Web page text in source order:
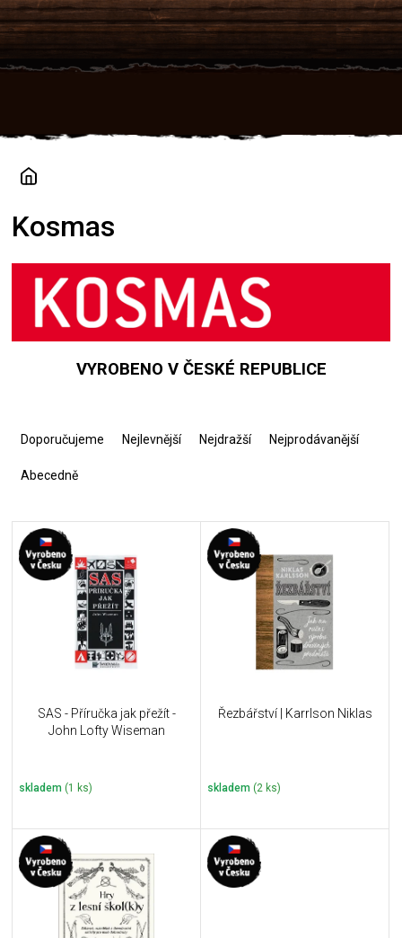
Přejít
na
obsah
Kosmas
VYROBENO V ČESKÉ REPUBLICE
í
Doporučujeme Nejlevnější Nejdražší Nejprodávanější
Abecedně
p
SAS - Příručka jak přežít -
John Lofty Wiseman
skladem (1 ks)
Řezbářství | Karrlson Niklas
skladem (2 ks)